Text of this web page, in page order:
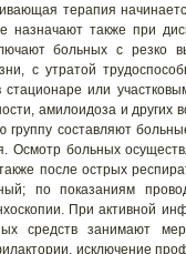
терапия
назначают также при
больных с резко
с утратой
стационаре или
амилоидоза и
составляют
больных
после острых
по показаниям
При активной
средств занимают
исключение